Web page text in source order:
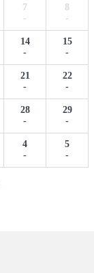
7
-
8
-
14
-
15
-
21
-
22
-
28
-
29
-
4
-
5
-